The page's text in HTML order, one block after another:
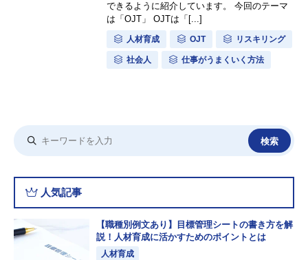
できるように紹介しています。 今回のテーマ
は「OJT」 OJTは「[...]
人材育成 OJT リスキリング
社会人 仕事がうまくいく方法
人気記事
【職種別例文あり】目標管理シートの書き方を解
説！人材育成に活かすためのポイントとは
人材育成